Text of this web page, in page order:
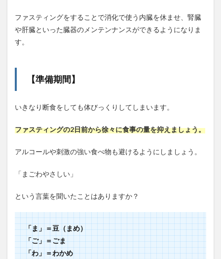
ファスティングをすることで消化で使う内臓を休ませ、腎臓
や肝臓といった臓器のメンテンナンスができるようになりま
す。
【準備期間】
いきなり断食をしても体びっくりしてしまいます。
ファスティングの2日前から徐々に食事の量を抑えましょう。
アルコールや刺激の強い食べ物も避けるようにしましょう。
「まごわやさしい」
という言葉を聞いたことはありますか？
「ま」＝豆（まめ）
「ご」＝ごま
「わ」＝わかめ